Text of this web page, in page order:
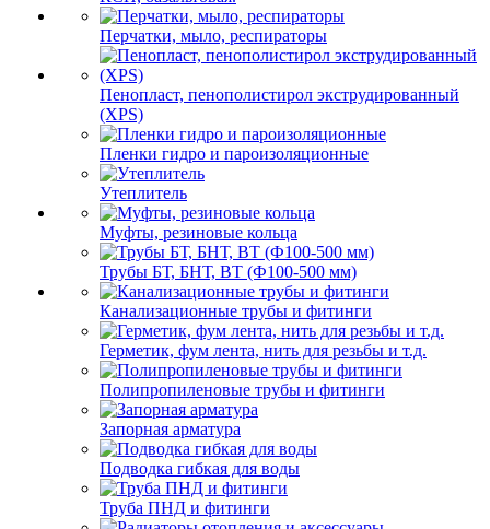
Перчатки, мыло, респираторы
Пенопласт, пенополистирол экструдированный
(XPS)
Пленки гидро и пароизоляционные
Утеплитель
Муфты, резиновые кольца
Трубы БТ, БНТ, ВТ (Ф100-500 мм)
Канализационные трубы и фитинги
Герметик, фум лента, нить для резьбы и т.д.
Полипропиленовые трубы и фитинги
Запорная арматура
Подводка гибкая для воды
Труба ПНД и фитинги